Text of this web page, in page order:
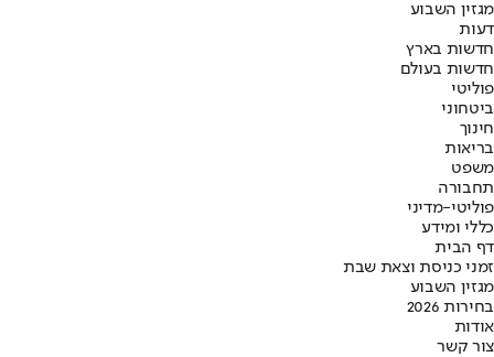
מגזין השבוע
דעות
חדשות בארץ
חדשות בעולם
פוליטי
ביטחוני
חינוך
בריאות
משפט
תחבורה
פוליטי-מדיני
כללי ומידע
דף הבית
זמני כניסת וצאת שבת
מגזין השבוע
בחירות 2026
אודות
צור קשר